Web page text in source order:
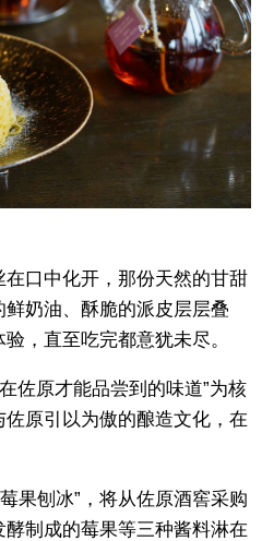
口中化开，那份天然的甘甜
奶油、酥脆的派皮层层叠
，直至吃完都意犹未尽。
佐原才能品尝到的味道”为核
原引以为傲的酿造文化，在
果刨冰”，将从佐原酒窖采购
制成的莓果等三种酱料淋在